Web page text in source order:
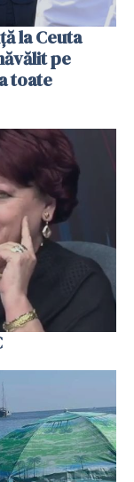
la Ceuta
pe
toate